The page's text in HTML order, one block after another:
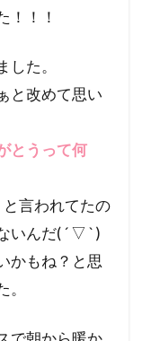
！！！
た。
と改めて思い
とうって何
と言われてたの
いんだ( ´ ▽ ` )
かもね？と思